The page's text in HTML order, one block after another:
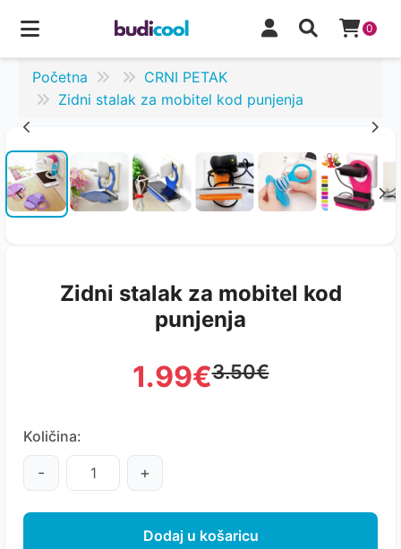
0
Početna
CRNI PETAK
Zidni stalak za mobitel kod punjenja
Zidni stalak za mobitel kod
punjenja
1.99€3.50€
Količina:
- +
Dodaj u košaricu